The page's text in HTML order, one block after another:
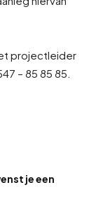
projectleider
– 85 85 85.
je een